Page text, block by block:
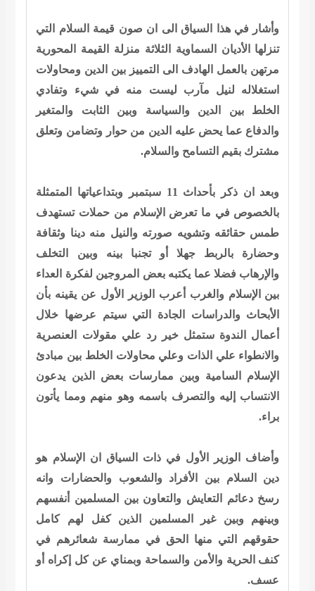
وأشار في هذا السياق الى ان صون قيمة السلام التي
تنزلها الأديان السماوية الثلاثة منزلة القيمة المحورية
مرتهن بالعمل الهادف الى التمييز بين الدين ومحاولات
استغلاله لنيل مآرب ليست منه في شيء وتفادي
الخلط بين الدين والسياسة وبين الثابت والمتغير
والدفاع عما يحض عليه الدين من حوار وتضامن وتعلق
مشترك بقيم التسامح والسلام.
وبعد ان ذكر بأحداث 11 سبتمبر وبتداعياتها المتمثلة
بالخصوص في ما تعرض الإسلام من حملات تستهدف
طمس حقائقه وتشويه صورته والنيل منه دينا وثقافة
وحضارة بالربط جهلا أو تجنبا بينه وبين التخلف
والإرهاب فضلا عما يكتبه بعض المروجين لفكرة العداء
بين الإسلام والغرب أعرب الوزير الأول عن يقينه بأن
الأبحاث والدراسات الجادة التي سيتم عرضها خلال
أعمال الندوة ستمثل خير رد علي مقولات العنصرية
والانطواء علي الذات وعلي محاولات الخلط بين مبادئ
الإسلام السامية وبين ممارسات بعض الذين يدعون
الانتساب إليه والتصرف باسمه وهو منهم ومما يأتون
براء.
وأضاف الوزير الأول في ذات السياق ان الإسلام هو
دين السلام بين الأفراد والشعوب والحضارات وانه
رسخ دعائم التعايش والتعاون بين المسلمين أنفسهم
وبينهم وبين غير المسلمين الذين كفل لهم كامل
حقوقهم التي منها الحق في ممارسة شعائرهم في
كنف الحرية والأمن والسماحة وبمناي عن كل إكراه أو
عسف.